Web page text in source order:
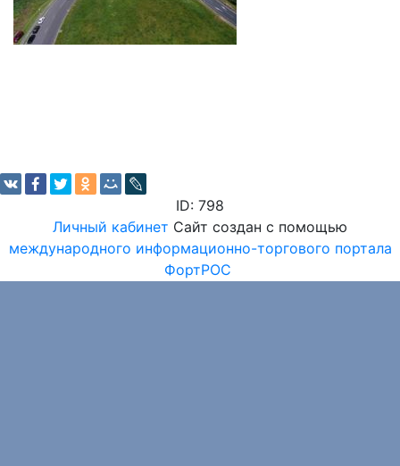
ID: 798
Личный кабинет Сайт создан с помощью
международного информационно-торгового портала
ФортРОС